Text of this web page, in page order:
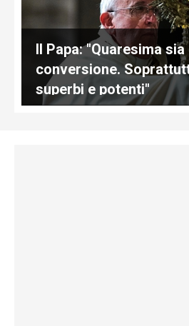
Il Papa: "Quaresima
conversione.
superbi e potenti"